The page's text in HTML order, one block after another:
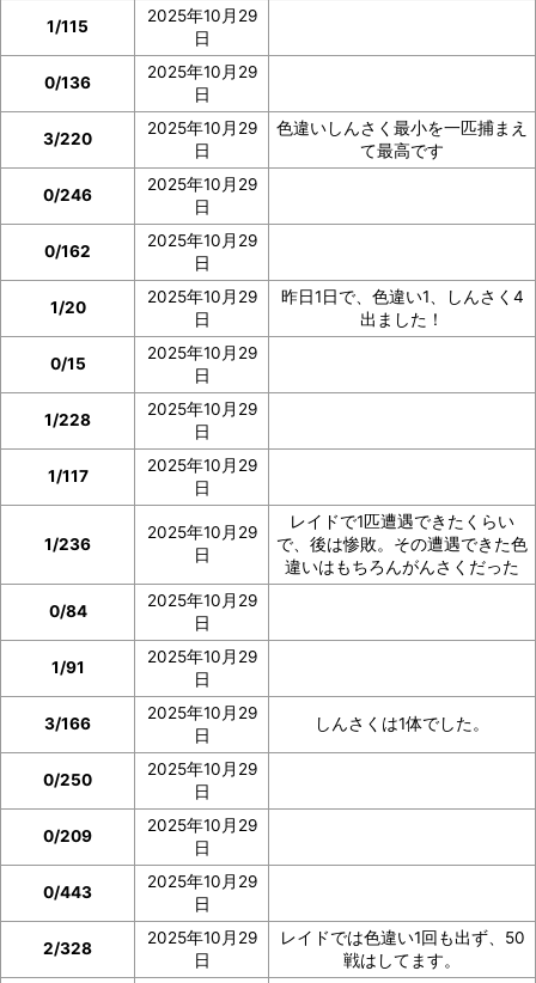
1/115
2025年10月29
日
0/136
2025年10月29
日
3/220
2025年10月29
日
色違いしんさく最小を一匹捕まえ
て最高です
0/246
2025年10月29
日
0/162
2025年10月29
日
1/20
2025年10月29
日
昨日1日で、色違い1、しんさく4
出ました！
0/15
2025年10月29
日
1/228
2025年10月29
日
1/117
2025年10月29
日
1/236
2025年10月29
日
レイドで1匹遭遇できたくらい
で、後は惨敗。その遭遇できた色
違いはもちろんがんさくだった
0/84
2025年10月29
日
1/91
2025年10月29
日
3/166
2025年10月29
日
しんさくは1体でした。
0/250
2025年10月29
日
0/209
2025年10月29
日
0/443
2025年10月29
日
2/328
2025年10月29
日
レイドでは色違い1回も出ず、50
戦はしてます。